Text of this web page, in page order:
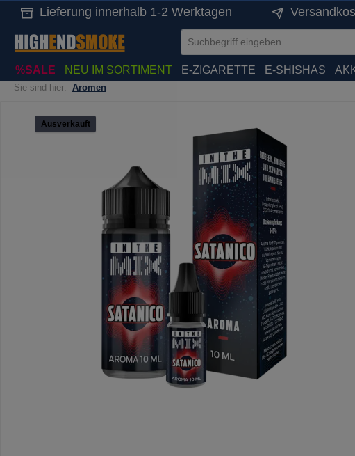
Zur Hauptnavigation springen
Lieferung innerhalb 1-2 Werktagen
%SALE NEU IM SORTIMENT E-ZIGARETTE E-SHISHAS
Sie sind hier: Aromen
Bildergalerie überspringen
Ausverkauft